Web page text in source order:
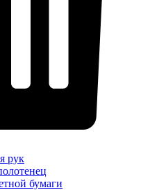
рук
бумаги